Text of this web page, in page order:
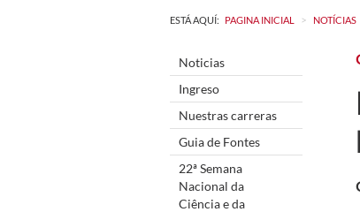
ESTÁ AQUÍ: PAGINA INICIAL > NOTÍCIAS
Noticias
Ingreso
Nuestras carreras
Guia de Fontes
22ª Semana
Nacional da
Ciência e da